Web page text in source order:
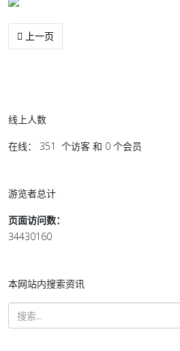
上一篇文章: 友谊青少团20周年特刊 - 18
上一页
线上人数
在线： 351 个访客 和 0 个会员
游览者总计
页面访问数：
34430160
本网站内搜索资讯